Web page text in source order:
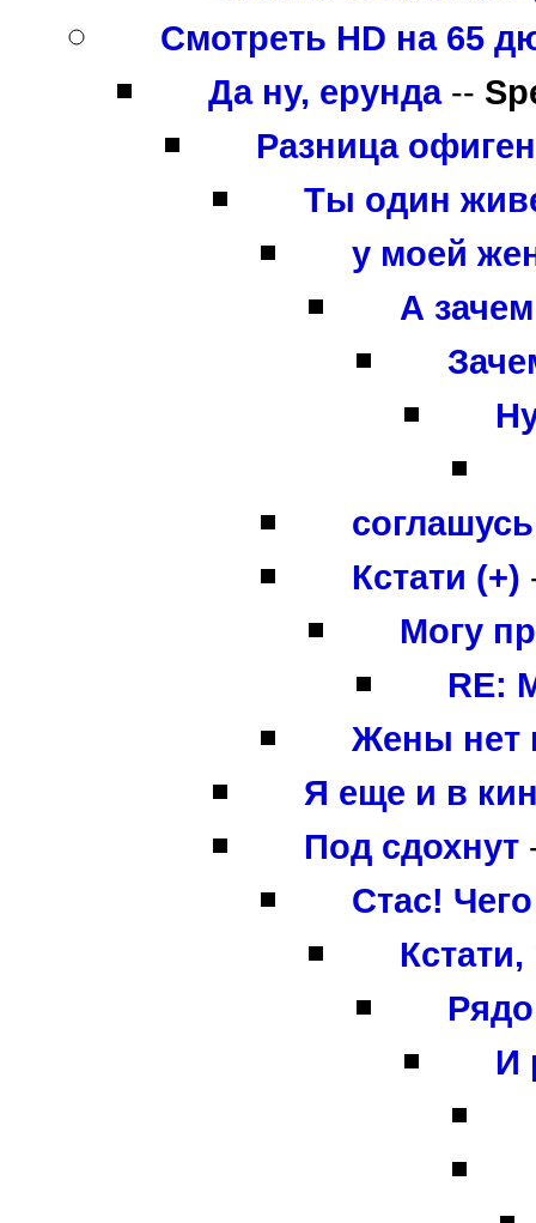
Смотреть HD на 65
Да ну, ерунда--
Разница
Ты один
у моей
А
Кстати (+)
Могу
RE:
Жены нет
Я еще и в
Под сдохнут
Стас!
И